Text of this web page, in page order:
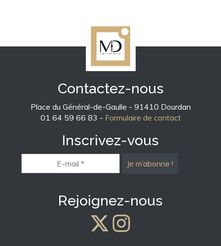
Contactez-nous
Place du Général-de-Gaulle - 91410 Dourdan
01 64 59 66 83 - Formulaire de contact
Inscrivez-vous
mail
*
Rejoignez-nous